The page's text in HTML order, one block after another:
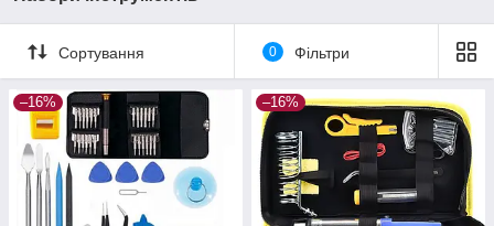
Сортування 0 Фільтри
–16% –16%